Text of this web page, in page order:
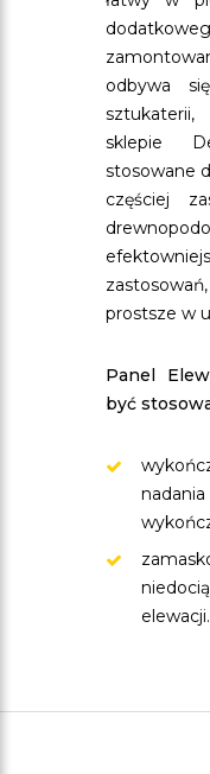
odbywa
sklepie
stosowane
częściej
prostsze w
Panel
być
elewacji.